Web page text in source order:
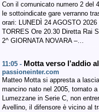
Con il comunicato numero 2 del
le sottoindicate gare verranno
orari: LUNEDÌ 24 AGOSTO
TORRES Ore 20.30 Diretta Rai
2^ GIORNATA NOVARA –…
11:05 - Motta verso l’addio
passioneinter.com
Matteo Motta si appresta a
mancino nato nel 2005, tornato
Lumezzane in Serie C, non
Avellino, il difensore è vicino al